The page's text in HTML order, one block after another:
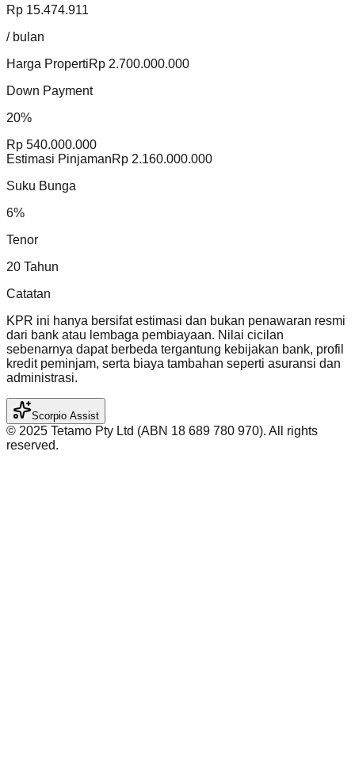
Rp 15.474.911
/ bulan
Harga PropertiRp 2.700.000.000
Down Payment
20%
Rp 540.000.000
Estimasi PinjamanRp 2.160.000.000
Suku Bunga
6%
Tenor
20 Tahun
Catatan
KPR ini hanya bersifat estimasi dan bukan penawaran resmi
dari bank atau lembaga pembiayaan. Nilai cicilan
sebenarnya dapat berbeda tergantung kebijakan bank, profil
kredit peminjam, serta biaya tambahan seperti asuransi dan
administrasi.
Scorpio Assist
©️ 2025 Tetamo Pty Ltd (ABN 18 689 780 970). All rights
reserved.